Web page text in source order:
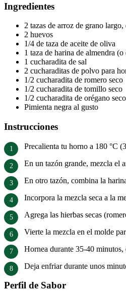
Ingredientes
2 tazas de arroz de grano
2 huevos
1/4 de taza de aceite de oliva
1 taza de harina de almendra
1 cucharadita de sal
2 cucharaditas de polvo para
1/2 cucharadita de romero seco
1/2 cucharadita de tomillo seco
1/2 cucharadita de orégano seco
Pimienta negra al gusto
Instrucciones
Precalienta tu horno a 180 °C
En un tazón grande, mezcla el
En otro tazón, combina la
Incorpora la mezcla seca a la
Agrega las hierbas secas
Vierte la mezcla en el molde
Hornea durante 35-40 minutos,
Deja enfriar durante unos
Perfil de Sabor